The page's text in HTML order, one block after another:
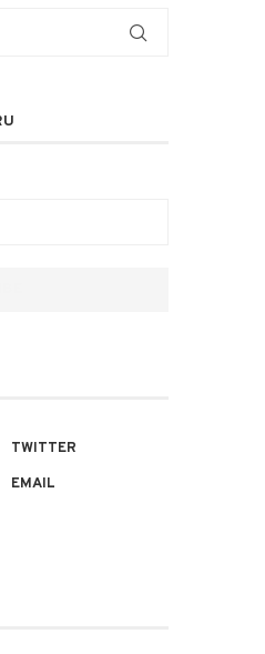
TWITTER
EMAIL